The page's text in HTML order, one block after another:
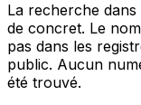
La recherche dans
de concret. Le
pas dans les
public. Aucun
été trouvé.